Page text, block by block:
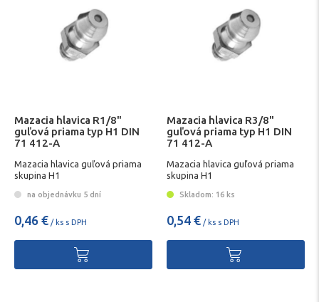
Mazacia hlavica R1/8"
guľová priama typ H1 DIN
71 412-A
Mazacia hlavica guľová priama
skupina H1
na objednávku 5 dní
0,46 € / ks s DPH
Mazacia hlavica R3/8"
guľová priama typ H1 DIN
71 412-A
Mazacia hlavica guľová priama
skupina H1
Skladom: 16 ks
0,54 € / ks s DPH